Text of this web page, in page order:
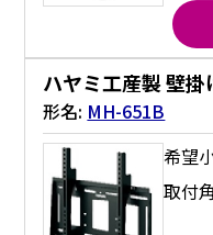
ハヤミ工産製 壁掛
形名: MH-651B
希望
取付